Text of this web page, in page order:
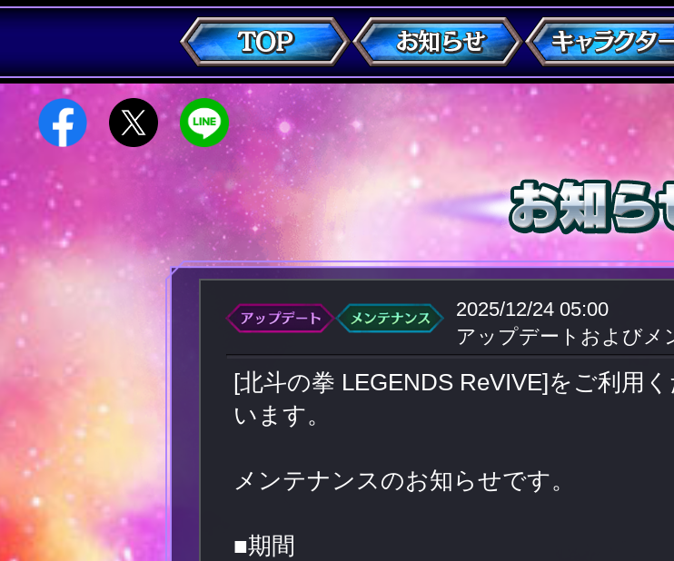
2025/12/24 05:00
アップデートおよびメ
[北斗の拳 LEGENDS ReVIVE]をご利用
います。
メンテナンスのお知らせです。
■期間